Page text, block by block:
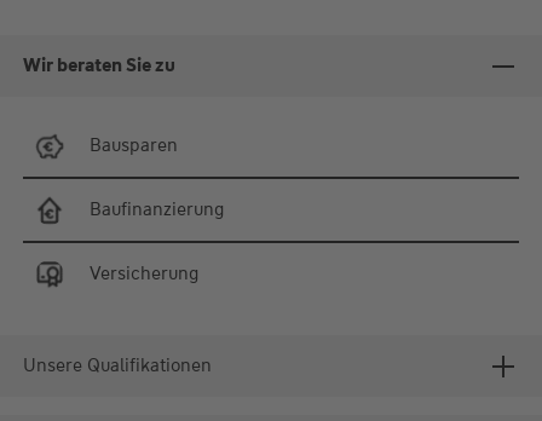
Wir beraten Sie zu
Bausparen
Baufinanzierung
Versicherung
Unsere Qualifikationen